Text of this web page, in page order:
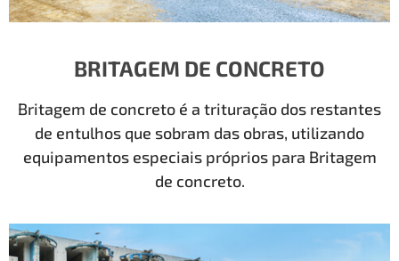
BRITAGEM DE CONCRETO
Britagem de concreto é a trituração dos restantes
de entulhos que sobram das obras, utilizando
equipamentos especiais próprios para Britagem
de concreto.